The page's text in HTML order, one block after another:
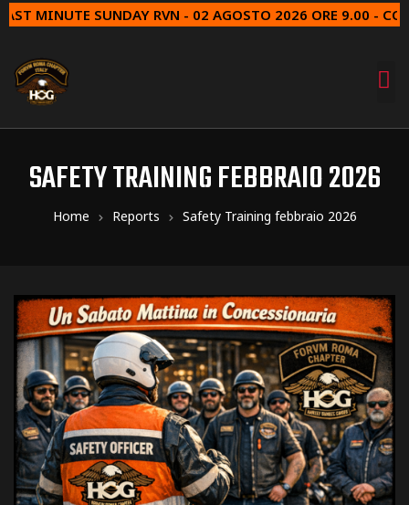
MINUTE SUNDAY RVN - 02 AGOSTO 2026 ORE 9.00 -
SAFETY TRAINING FEBBRAIO 2026
Home Reports Safety Training febbraio 2026